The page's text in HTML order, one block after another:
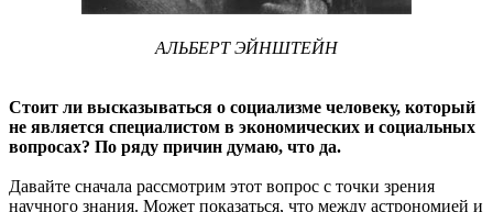
АЛЬБЕРТ ЭЙНШТЕЙН
Стоит ли высказываться о социализме человеку, который
не является специалистом в экономических и социальных
вопросах? По ряду причин думаю, что да.
Давайте сначала рассмотрим этот вопрос с точки зрения
научного знания. Может показаться, что между астрономией и